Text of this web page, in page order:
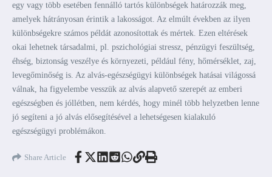
egy vagy több esetében fennálló tartós különbségek határozzák meg,
amelyek hátrányosan érintik a lakosságot. Az elmúlt években az ilyen
különbségekre számos példát azonosítottak és mértek. Ezen eltérések
okai lehetnek társadalmi, pl. pszichológiai stressz, pénzügyi feszültség,
éhség, biztonság veszélye és környezeti, például fény, hőmérséklet, zaj,
levegőminőség is. Az alvás-egészségügyi különbségek hatásai világossá
válnak, ha figyelembe vesszük az alvás alapvető szerepét az emberi
egészségben és jóllétben, nem kérdés, hogy minél több helyzetben lenne
jó segíteni a jó alvás elősegítésével a lehetségesen kialakuló
egészségügyi problémákon.
Share Article